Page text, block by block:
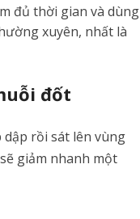
đủ thời gian và dùng
xuyên, nhất là
đốt
rồi sát lên vùng
giảm nhanh một